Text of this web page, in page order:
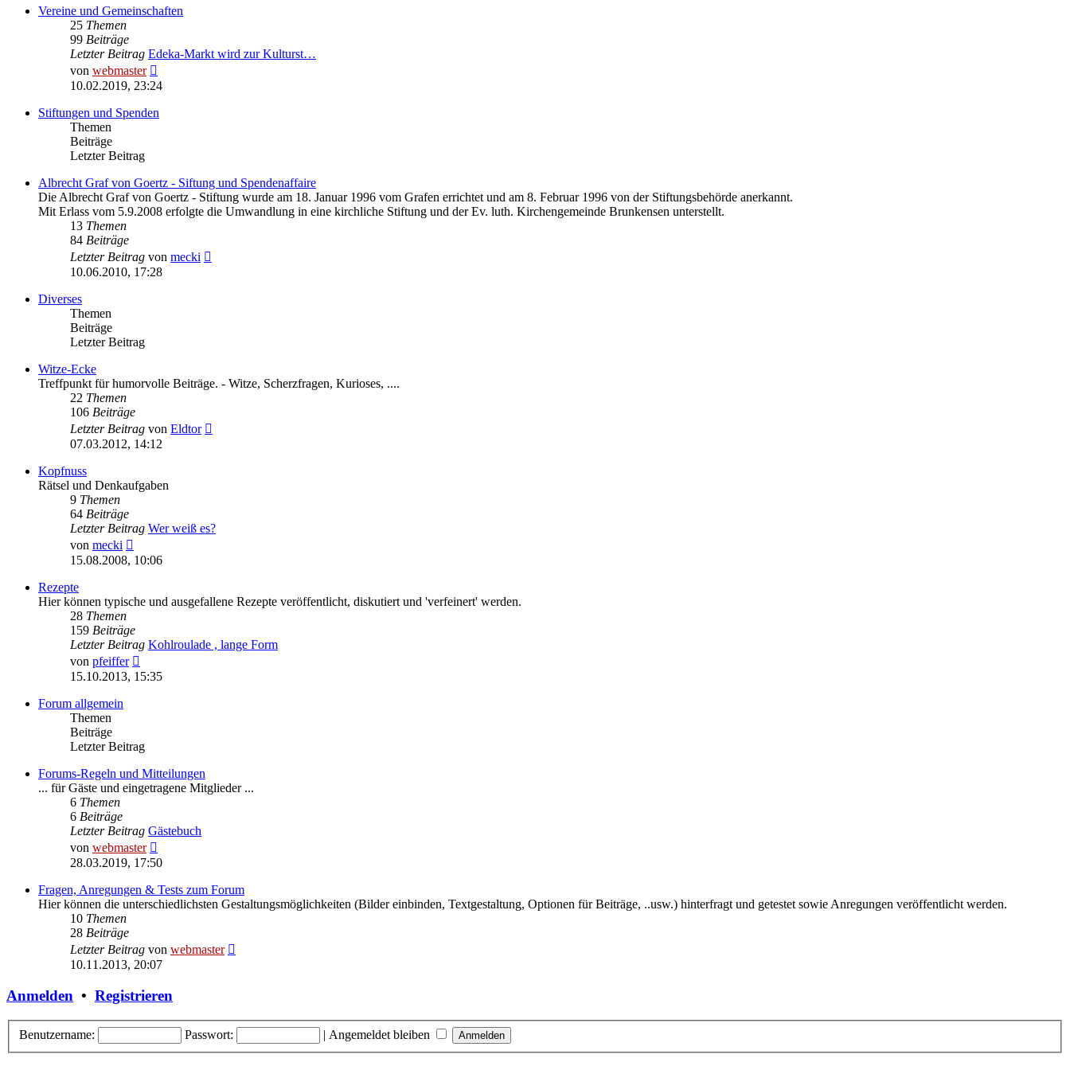
Vereine und Gemeinschaften
25 Themen
99 Beiträge
Letzter Beitrag Edeka-Markt wird zur Kulturst…
von webmaster
Beitrag
10.02.2019, 23:24
Stiftungen und Spenden
Themen
Beiträge
Letzter Beitrag
Albrecht Graf von Goertz - Siftung und Spendenaffaire
Die Albrecht Graf von Goertz - Stiftung wurde am 18. Januar 1996 vom Grafen errichtet und am 8. Februar 1996 von der Stiftungsbehörde anerkannt.
Mit Erlass vom 5.9.2008 erfolgte die Umwandlung in eine kirchliche Stiftung und der Ev. luth. Kirchengemeinde Brunkensen unterstellt.
13 Themen
84 Beiträge
Letzter Beitrag von mecki
10.06.2010, 17:28
Diverses
Themen
Beiträge
Letzter Beitrag
Witze-Ecke
Treffpunkt für humorvolle Beiträge. - Witze, Scherzfragen, Kurioses, ....
22 Themen
106 Beiträge
Letzter Beitrag von Eldtor
07.03.2012, 14:12
Kopfnuss
Rätsel und Denkaufgaben
9 Themen
64 Beiträge
Letzter Beitrag Wer weiß es?
von mecki
Beitrag
15.08.2008, 10:06
Rezepte
Hier können typische und ausgefallene Rezepte veröffentlicht, diskutiert und 'verfeinert' werden.
28 Themen
159 Beiträge
Letzter Beitrag Kohlroulade , lange Form
von pfeiffer
Beitrag
15.10.2013, 15:35
Forum allgemein
Themen
Beiträge
Letzter Beitrag
Forums-Regeln und Mitteilungen
... für Gäste und eingetragene Mitglieder ...
6 Themen
6 Beiträge
Letzter Beitrag Gästebuch
von webmaster
Beitrag
28.03.2019, 17:50
Fragen, Anregungen & Tests zum Forum
Hier können die unterschiedlichsten Gestaltungsmöglichkeiten (Bilder einbinden, Textgestaltung, Optionen für Beiträge, ..usw.) hinterfragt und getestet sowie Anregungen veröffentlicht werden.
10 Themen
28 Beiträge
Letzter Beitrag von webmaster
10.11.2013, 20:07
Anmelden • Registrieren
Benutzername: Passwort: | Angemeldet bleiben